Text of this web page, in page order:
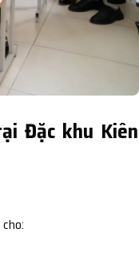
Đặc khu Kiên